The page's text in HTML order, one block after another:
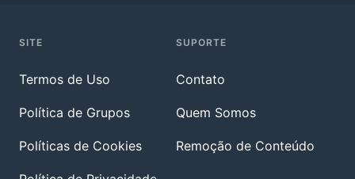
SITE
Termos de Uso
Política de Grupos
Políticas de Cookies
SUPORTE
Contato
Quem Somos
Remoção de Conteúdo